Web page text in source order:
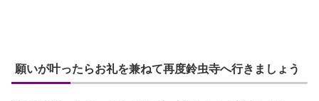
願いが叶ったらお礼を兼ねて再度鈴虫寺へ行きましょう